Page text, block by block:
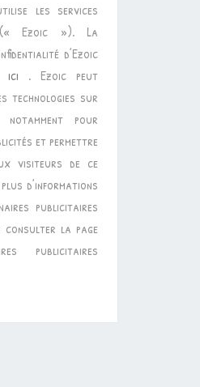
les services
(« Ezoic »). La
d’Ezoic
ici . Ezoic peut
technologies sur
pour
et permettre
visiteurs de ce
d’informations
publicitaires
consulter la page
publicitaires